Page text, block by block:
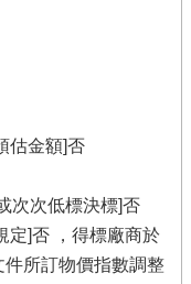
估金額]否
次次低標決標]否
定]否 ，得標廠商於
所訂物價指數調整